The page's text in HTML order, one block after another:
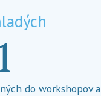
do workshopov a